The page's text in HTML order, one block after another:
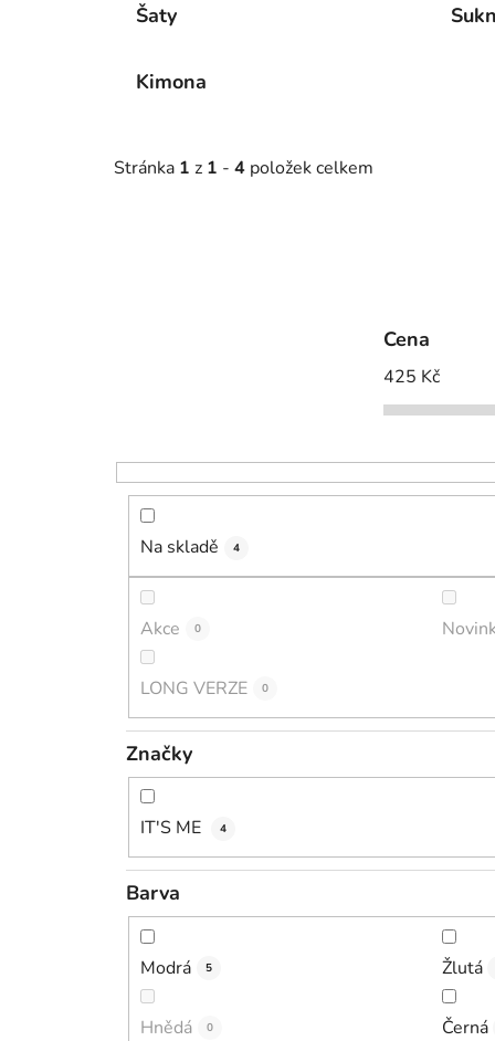
Šaty
Kimona
Stránka 1 z 1 - 4 položek celkem
Cena
425 Kč
Na skladě 4
Akce 0
LONG VERZE 0
Značky
IT'S ME 4
Barva
Modrá 5 Žlutá
Hnědá 0 Černá